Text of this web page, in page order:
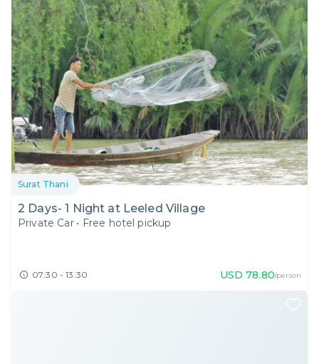
Surat Thani
2 Days- 1 Night at Leeled Village
Private Car • Free hotel pickup
07:30 - 13:30 USD 78.80/person